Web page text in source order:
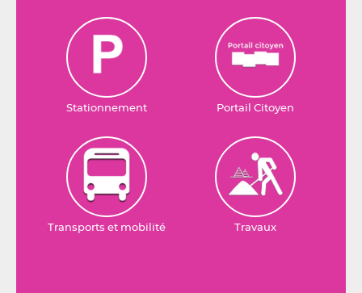
Stationnement Portail Citoyen
Transports et mobilité Travaux